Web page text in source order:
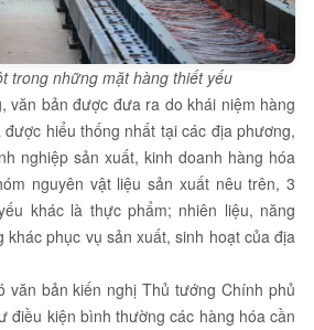
trong những mặt hàng thiết yếu
văn bản được đưa ra do khái niệm hàng
hiểu thống nhất tại các địa phương,
nghiệp sản xuất, kinh doanh hàng hóa
nguyên vật liệu sản xuất nêu trên, 3
khác là thực phẩm; nhiên liệu, năng
khác phục vụ sản xuất, sinh hoạt của địa
văn bản kiến nghị Thủ tướng Chính phủ
điều kiện bình thường các hàng hóa cần